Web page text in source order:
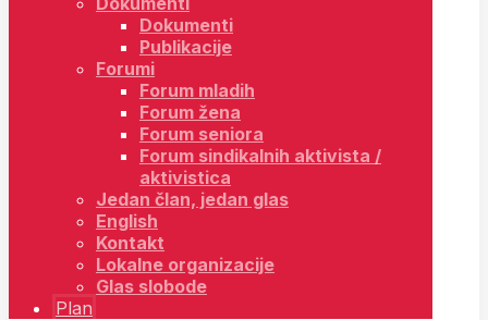
Dokumenti
Publikacije
Forumi
Forum mladih
Forum žena
Forum seniora
Forum sindikalnih aktivista /
aktivistica
Jedan član, jedan glas
English
Kontakt
Lokalne organizacije
Glas slobode
Plan